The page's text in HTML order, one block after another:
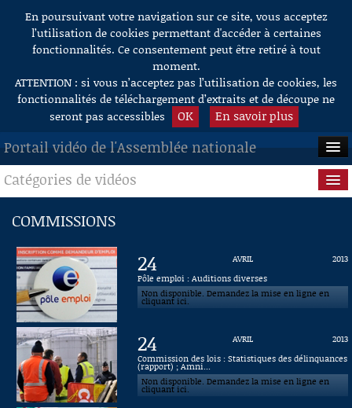
Aller au contenu
En poursuivant votre navigation sur ce site, vous acceptez
l’utilisation de cookies permettant d'accéder à certaines
fonctionnalités. Ce consentement peut être retiré à tout
moment.
ATTENTION : si vous n’acceptez pas l’utilisation de cookies, les
fonctionnalités de téléchargement d’extraits et de découpe ne
seront pas accessibles
OK En savoir plus
Portail vidéo de l'Assemblée nationale
ACCUEIL
EN DIRECT
À LA DEMANDE
RECHERCHE
AIDE À LA DÉCOUPE
DE VIDÉOS
Catégories de vidéos
Questions au Gouvernement
Commissions
Présidence
Évènements
Connaissance, Histoire
COMMISSIONS
24 AVRIL
2013
Pôle emploi : Auditions diverses
Non disponible. Demandez la mise en ligne en
cliquant ici.
24 AVRIL
2013
Commission des lois : Statistiques des délinquances
(rapport) ; Amni...
Non disponible. Demandez la mise en ligne en
cliquant ici.